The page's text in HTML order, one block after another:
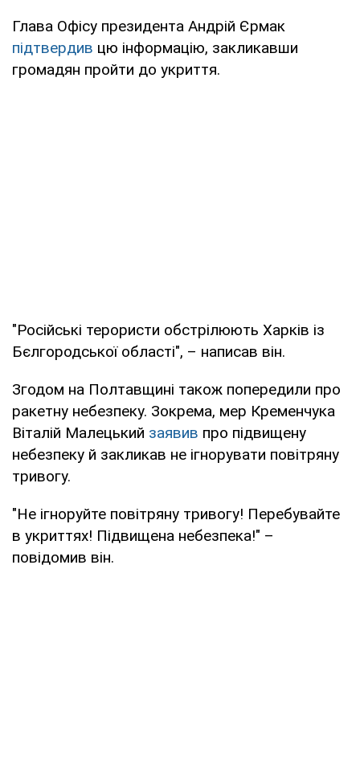
Глава Офісу президента Андрій Єрмак
підтвердив цю інформацію, закликавши
громадян пройти до укриття.
"Російські терористи обстрілюють Харків із
Бєлгородської області", – написав він.
Згодом на Полтавщині також попередили про
ракетну небезпеку. Зокрема, мер Кременчука
Віталій Малецький заявив про підвищену
небезпеку й закликав не ігнорувати повітряну
тривогу.
"Не ігноруйте повітряну тривогу! Перебувайте
в укриттях! Підвищена небезпека!" –
повідомив він.